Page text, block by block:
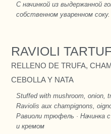
С начинкой из выдержанной
собственном уваренном соку.
RAVIOLI
RELLENO DE TRUFA,
CEBOLLA Y NATA
Stuffed with mushroom, onion,
Raviolis aux champignons,
Равиоли трюфель · Начинка
и кремом